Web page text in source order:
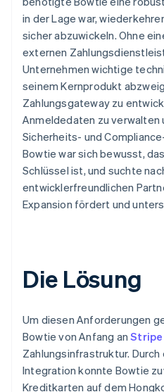
in der Lage war,
sicher abzuwickeln. Ohne
externen
Unternehmen wichtige
seinem Kernprodukt
Zahlungsgateway zu
Anmeldedaten zu verwalten
Sicherheits- und
Bowtie war sich bewusst,
Schlüssel ist, und suchte
entwicklerfreundlichen
Expansion fördert und
Die Lösung
Um diesen Anforderungen
Bowtie von Anfang an
Zahlungsinfrastruktur.
Integration konnte Bowtie
Kreditkarten auf dem